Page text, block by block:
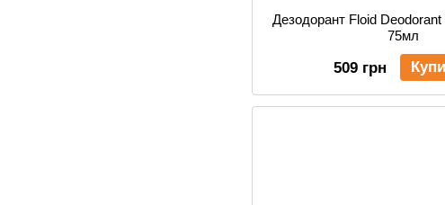
Дезодорант Floid
75мл
509 грн